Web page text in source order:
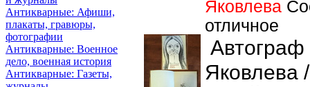
Антикварные: Афиши,
плакаты, гравюры,
фотографии
Антикварные: Военное
дело, военная история
Антикварные: Газеты,
Яковлева
отличное
Яковлева